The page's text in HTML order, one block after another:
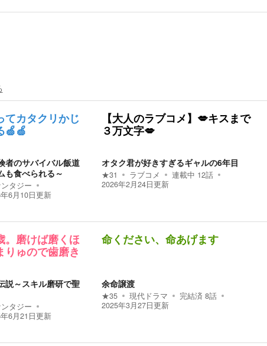
てカタクリかじ
🍏🍏
者のサバイバル飯道
も食べられる～
タジー
6月10日更新
【大人のラブコメ】💋キスまで
３万文字💋
オタク君が好きすぎるギャルの6年目
★31 ラブコメ 連載中 12話
2026年2月24日更新
。磨けば磨くほ
りゅので歯磨き
説～スキル磨研で聖
タジー
6月21日更新
命ください、命あげます
余命譲渡
★35 現代ドラマ 完結済 8話
2025年3月27日更新